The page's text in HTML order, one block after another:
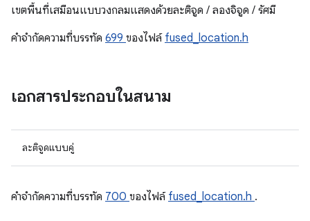
เขตพื้นที่เสมือนแบบวงกลมแสดงด้วยละติจูด / ลองจิจูด / รัศมี
คําจํากัดความที่บรรทัด 699 ของไฟล์ fused_location.h
เอกสารประกอบในสนาม
ละติจูดแบบคู่
คําจํากัดความที่บรรทัด 700 ของไฟล์ fused_location.h .